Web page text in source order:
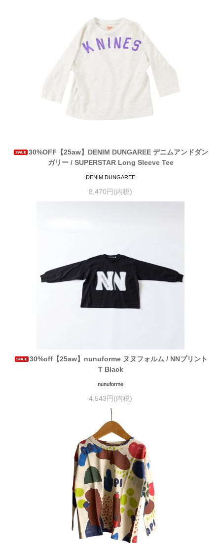
30%OFF【25aw】DENIM DUNGAREE デニムアンドダン
ガリー / SUPERSTAR Long Sleeve Tee
DENIM DUNGAREE
8,470円(内税)
30%off【25aw】nunuforme ヌヌフォルム / NNプリント
T Black
nunuforme
4,543円(内税)